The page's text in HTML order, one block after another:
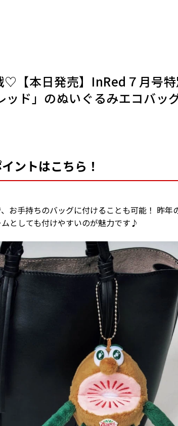
♡【本日発売】InRed７月号
ッド」のぬいぐるみエコバッ
ントはこちら！
お手持ちのバッグに付けることも可能！ 昨年
としても付けやすいのが魅力です♪